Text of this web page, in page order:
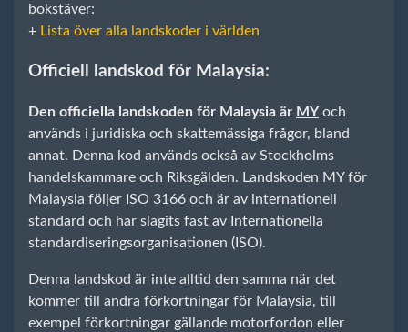
bokstäver:
+ Lista över alla landskoder i världen
Officiell landskod för Malaysia:
Den officiella landskoden för Malaysia är MYoch
används i juridiska och skattemässiga frågor, bland
annat. Denna kod används också av Stockholms
handelskammare och Riksgälden. Landskoden MY för
Malaysia följer ISO 3166 och är av internationell
standard och har slagits fast av Internationella
standardiseringsorganisationen (ISO).
Denna landskod är inte alltid den samma när det
kommer till andra förkortningar för Malaysia, till
exempel förkortningar gällande motorfordon eller